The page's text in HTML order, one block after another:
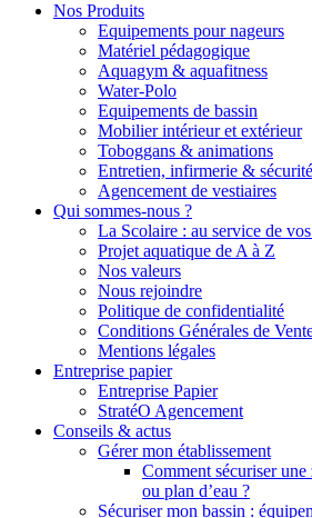
Nos Produits
Equipements pour nageurs
Matériel pédagogique
Aquagym & aquafitness
Water-Polo
Equipements de bassin
Mobilier intérieur et extérieur
Toboggans & animations
Entretien, infirmerie & sécurité
Agencement de vestiaires
Qui sommes-nous ?
La Scolaire : au service de
Projet aquatique de A à Z
Nos valeurs
Nous rejoindre
Politique de confidentialité
Conditions Générales de
Mentions légales
Entreprise papier
Entreprise Papier
StratéO Agencement
Conseils & actus
Gérer mon établissement
Comment sécuriser
ou plan d’eau ?
Sécuriser mon bassin :